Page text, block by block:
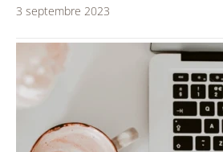
3 septembre 2023